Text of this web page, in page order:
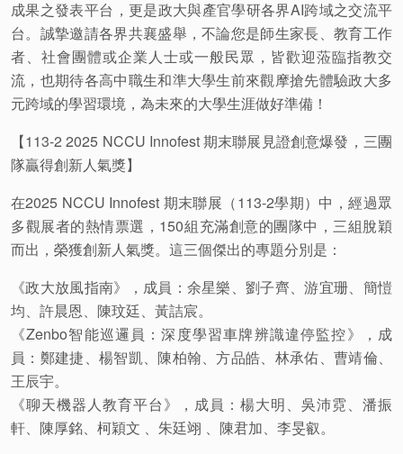
成果之發表平台，更是政大與產官學研各界AI跨域之交流平
台。 誠摯邀請各界共襄盛舉，不論您是師生家長、教育工作
者、社會團體或企業人士或一般民眾，皆歡迎蒞臨指教交
流，也期待各高中職生和準大學生前來觀摩搶先體驗政大多
元跨域的學習環境，為未來的大學生涯做好準備！
【113-2 2025 NCCU Innofest 期末聯展見證創意爆發，三團
隊贏得創新人氣獎】
在2025 NCCU Innofest 期末聯展（113-2學期）中，經過眾
多觀展者的熱情票選，150組充滿創意的團隊中，三組脫穎
而出，榮獲創新人氣獎。這三個傑出的專題分別是：
《政大放風指南》，成員：余星樂、劉子齊、游宜珊、簡愷
均、許晨恩、陳玟廷、黃詰宸。
《Zenbo智能巡邏員：深度學習車牌辨識違停監控》，成
員：鄭建捷、楊智凱、陳柏翰、方品皓、林承佑、曹靖倫、
王辰宇。
《聊天機器人教育平台》，成員：楊大明、吳沛霓、潘振
軒、陳厚銘、柯穎文 、朱廷翊 、陳君加、李旻叡。